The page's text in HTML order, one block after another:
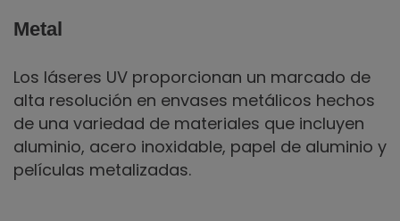
Metal
Los láseres UV proporcionan un marcado de
alta resolución en envases metálicos hechos
de una variedad de materiales que incluyen
aluminio, acero inoxidable, papel de aluminio y
películas metalizadas.